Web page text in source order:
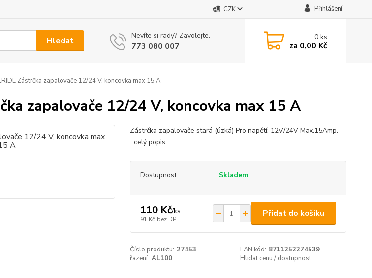
CZK Přihlášení
Hledat Nevíte si rady? Zavolejte.
773 080 007
0ks
za 0,00 Kč
Zástrčka zapalovače 12/24 V, koncovka max 15 A
zapalovače 12/24 V, koncovka max 15 A
Zástrčka zapalovače stará (úzká) Pro napětí: 12V/24V Max.15Amp.
celý popis
Dostupnost Skladem
110 Kč/ks
91 Kč bez DPH
Přidat do košíku
Číslo produktu: 27453 EAN kód: 8711252274539
řazení: AL100 Hlídat cenu / dostupnost